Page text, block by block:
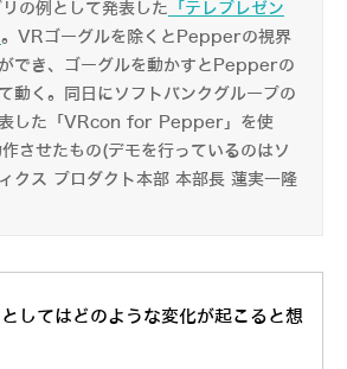
の例として発表した 「テレプレゼン
。VRゴーグルを除くとPepperの視界
でき、ゴーグルを動かすとPepperの
動く。同日にソフトバンクグループの
表した「VRcon for Pepper」を使
させたもの(デモを行っているのはソ
クス プロダクト本部 本部長 蓮実一隆
してはどのような変化が起こると想